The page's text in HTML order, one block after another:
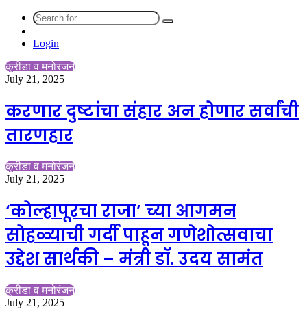
Search
skin
Login
क्रीडा व मनोरंजन
July 21, 2025
करणार दुष्टांचा संहार अन होणार सर्वांची
तारणहार
क्रीडा व मनोरंजन
July 21, 2025
‘कोल्हापूरचा राजा’ च्या आगमन
सोहळ्याची गर्दी पाहून गणेशोत्सवाचा
उद्देश सार्थकी – मंत्री डॉ. उदय सामंत
क्रीडा व मनोरंजन
July 21, 2025